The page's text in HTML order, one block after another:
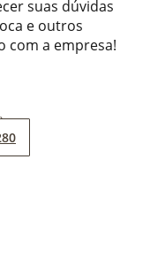
suas dúvidas
e outros
com a empresa!